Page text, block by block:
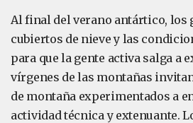
Al final del verano antártico, los
cubiertos de nieve y las
para que la gente activa salga a
vírgenes de las montañas
de montaña experimentados a
actividad técnica y extenuante.